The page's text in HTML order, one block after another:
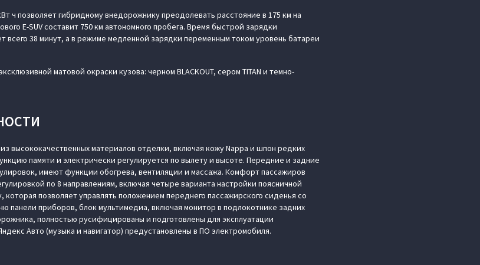
ч позволяет гибридному внедорожнику преодолевать расстояние в 175 км на
E-SUV составит 750 км автономного пробега. Время быстрой зарядки
всего 38 минут, а в режиме медленной зарядки переменным током уровень батареи
матовой окраски кузова: черном BLACKOUT, сером TITAN и темно-
высококачественных материалов отделки, включая кожу Nappa и шпон редких
памяти и электрически регулируется по вылету и высоте. Передние и задние
имеют функции обогрева, вентиляции и массажа. Комфорт пассажиров
по 8 направлениям, включая четыре варианта настройки поясничной
позволяет управлять положением переднего пассажирского сиденья со
панели приборов, блок мультимедиа, включая монитор в подлокотнике задних
полностью русифицированы и подготовлены для эксплуатации
Авто (музыка и навигатор) предустановлены в ПО электромобиля.